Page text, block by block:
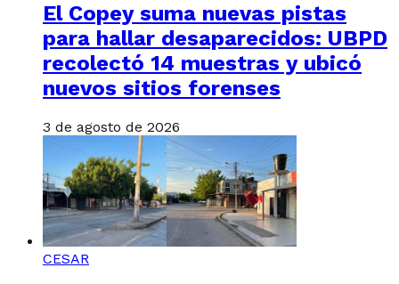
El Copey suma nuevas pistas
para hallar desaparecidos: UBPD
recolectó 14 muestras y ubicó
nuevos sitios forenses
3 de agosto de 2026
CESAR